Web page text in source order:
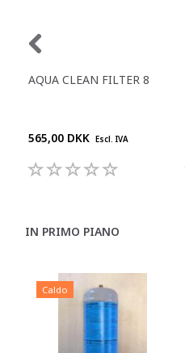
AQUA CLEAN FILTER 8
565,00 DKK Escl. IVA
IN PRIMO PIANO
Caldo